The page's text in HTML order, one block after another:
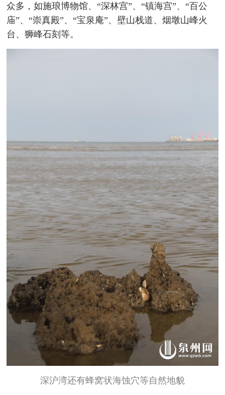
众多，如施琅博物馆、“深林宫”、“镇海宫”、“百公
庙”、“崇真殿”、“宝泉庵”、壁山栈道、烟墩山峰火
台、狮峰石刻等。
深沪湾还有蜂窝状海蚀穴等自然地貌